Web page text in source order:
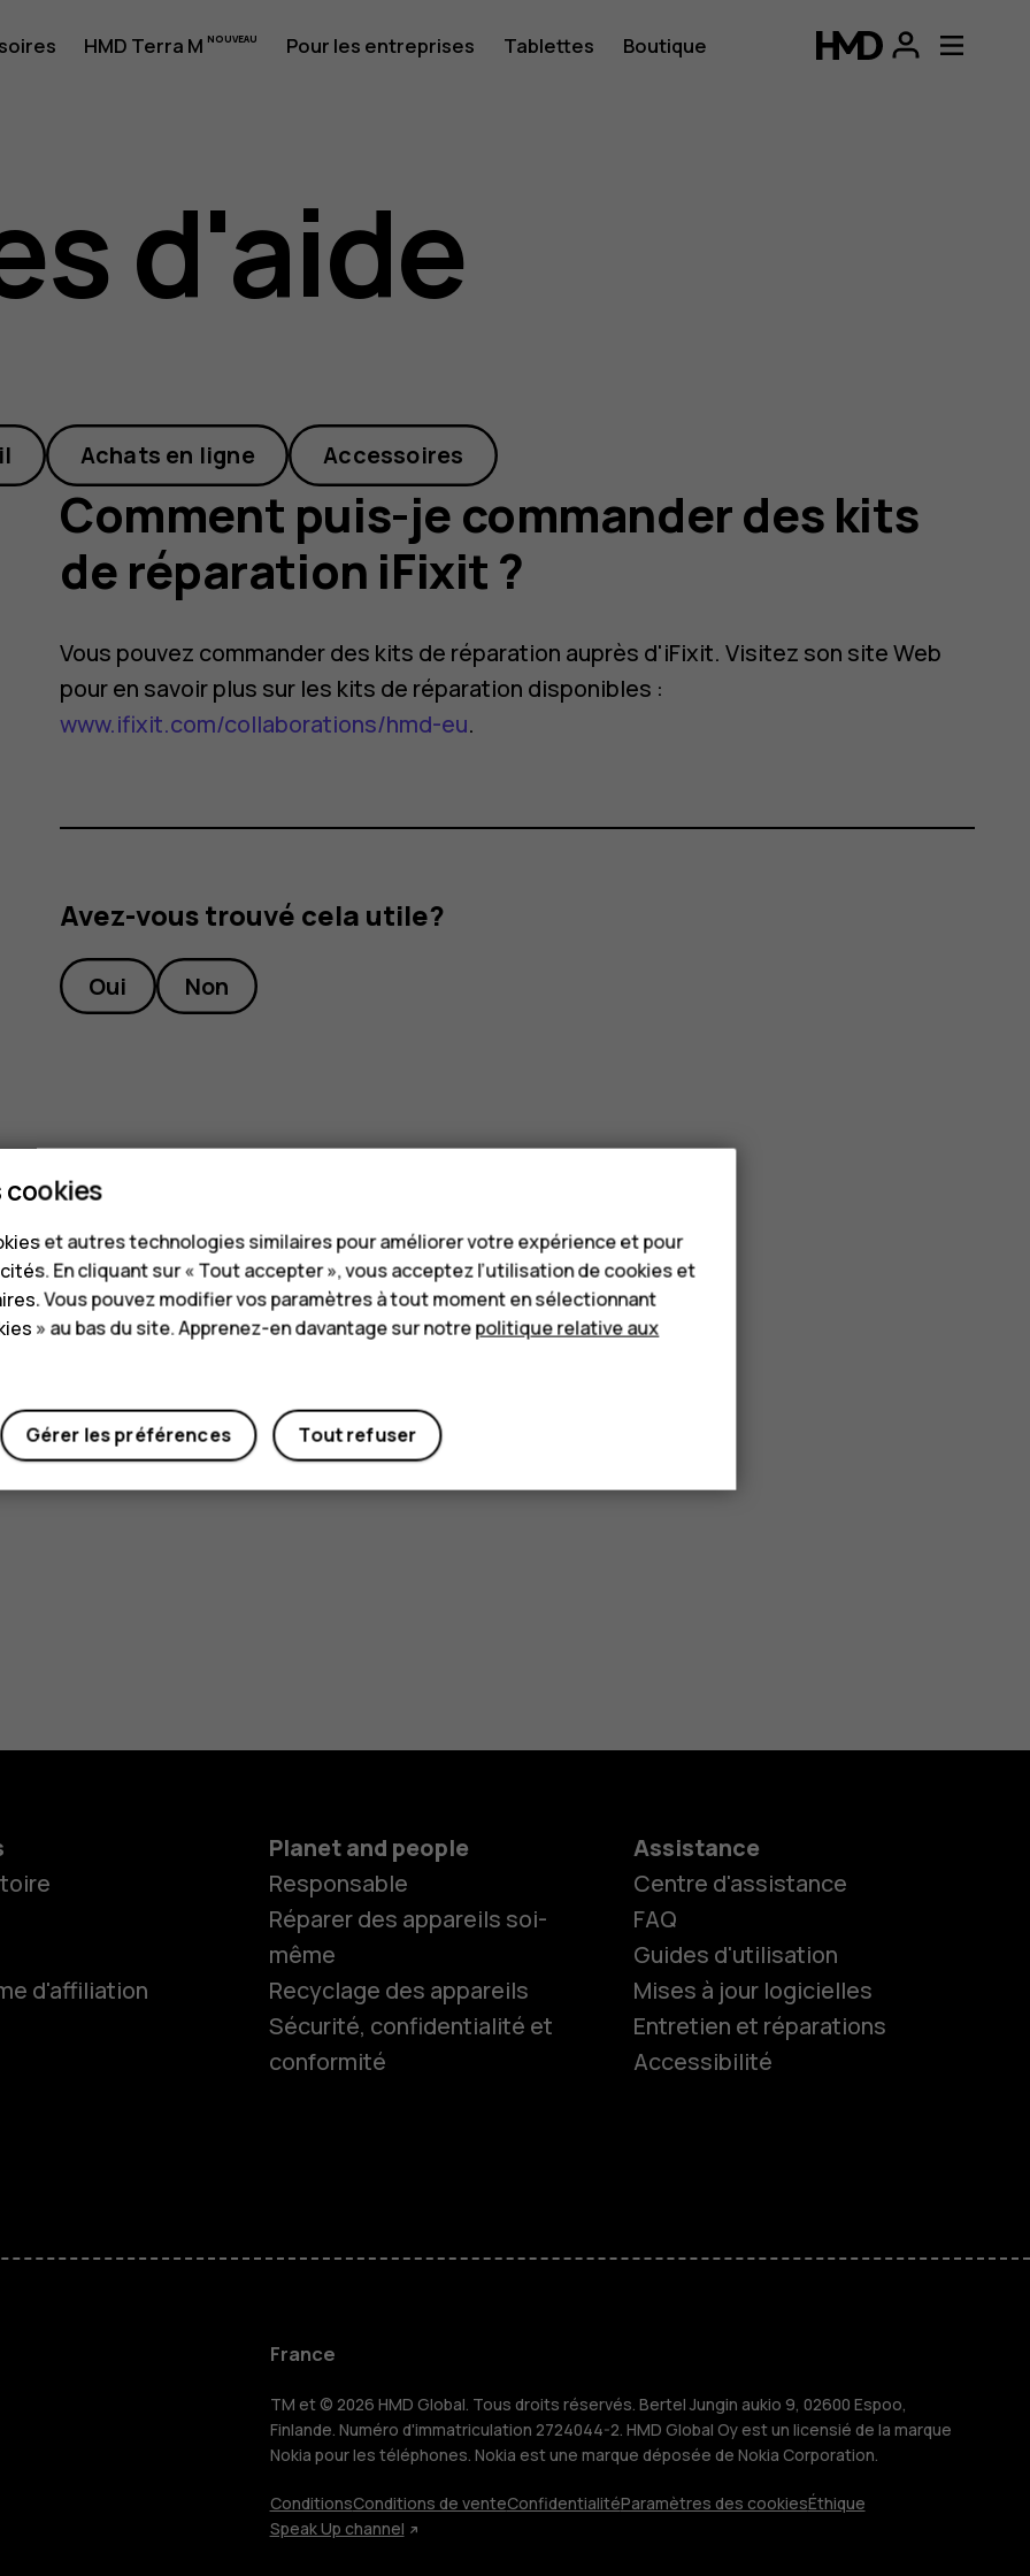
HMD Terra M Pour les entreprises Tablettes Boutique
Smartphones
Pour les entreprises
Tablettes
Boutique
d'aide
Achats en ligne Accessoires
Comment puis-je commander des kits
de réparation iFixit ?
Vous pouvez commander des kits de réparation auprès d'iFixit. Visitez son site Web
pour en savoir plus sur les kits de réparation disponibles :
www.ifixit.com/collaborations/hmd-eu.
Avez-vous trouvé cela utile?
Oui Non
d'affiliation
Planet and people
Responsable
Réparer des appareils soi-
même
Recyclage des appareils
Sécurité, confidentialité et
conformité
Assistance
Centre d'assistance
FAQ
Guides d'utilisation
Mises à jour logicielles
Entretien et réparations
Accessibilité
France
TM et © 2026 HMD Global. Tous droits réservés. Bertel Jungin aukio 9, 02600 Espoo,
Finlande. Numéro d'immatriculation 2724044-2. HMD Global Oy est un licensié de la marque
Nokia pour les téléphones. Nokia est une marque déposée de Nokia Corporation.
ConditionsConditions de venteConfidentialitéParamètres des cookiesÉthique
Speak Up channel
cookies
et autres technologies similaires pour améliorer votre expérience et pour
En cliquant sur « Tout accepter », vous acceptez l’utilisation de cookies et
Vous pouvez modifier vos paramètres à tout moment en sélectionnant
» au bas du site. Apprenez-en davantage sur notrepolitique relative aux
Tout refuser
Gérer les préférences